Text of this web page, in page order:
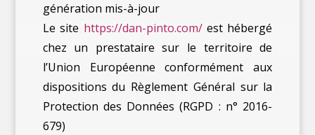
génération mis-à-jour
Le site https://dan-pinto.com/est hébergé
chez un prestataire sur le territoire de
l’Union Européenne conformément aux
dispositions du Règlement Général sur la
Protection des Données (RGPD : n° 2016-
679)